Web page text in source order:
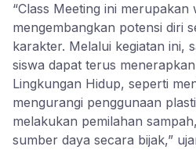
“Class Meeting ini merupakan
mengembangkan potensi diri
karakter. Melalui kegiatan ini,
siswa dapat terus
Lingkungan Hidup, seperti
mengurangi penggunaan
melakukan pemilahan
sumber daya secara bijak,”